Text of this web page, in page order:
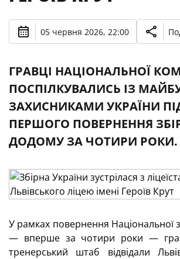
05 червня 2026, 22:00
ГРАВЦІ НАЦІОНАЛЬНОЇ
ПОСПІЛКУВАЛИСЬ ІЗ
ЗАХИСНИКАМИ УКРАЇНИ
ПЕРШОГО ПОВЕРНЕННЯ
ДОДОМУ ЗА ЧОТИРИ РОКИ.
У рамках повернення Національної
— вперше за чотири роки —
тренерський штаб відвідали